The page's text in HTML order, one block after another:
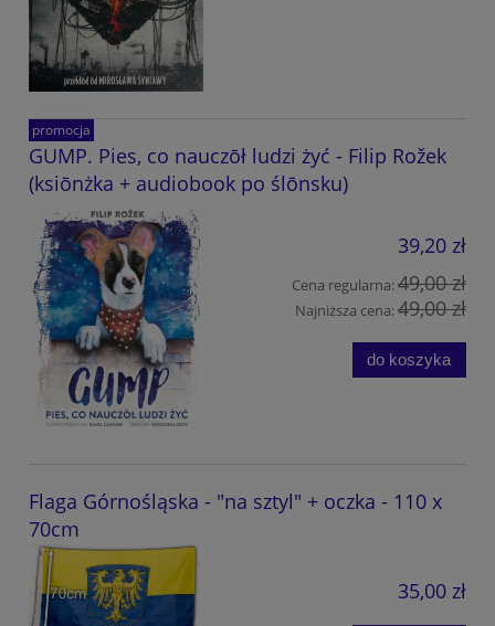
GUMP. Pies, co nauczōł ludzi żyć - Filip Rožek
(ksiōnżka + audiobook po ślōnsku)
39,20 zł
Cena regularna:49,00 zł
Najniższa cena:49,00 zł
do koszyka
promocja
Flaga Górnośląska - "na sztyl" + oczka - 110 x
70cm
35,00 zł